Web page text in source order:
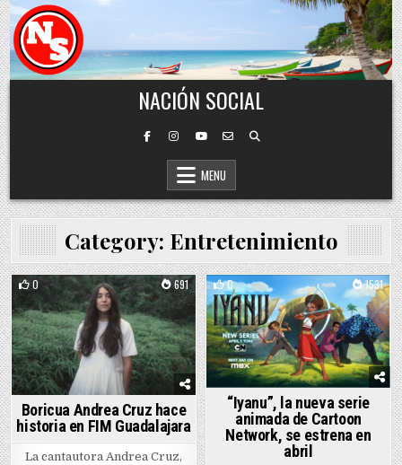
Skip to content
NACIÓN SOCIAL
MENU
Category: Entretenimiento
0 691
Posted in
Boricua Andrea Cruz hace
historia en FIM Guadalajara
La cantautora Andrea Cruz,
0 1531
Posted in
“Iyanu”, la nueva serie
animada de Cartoon
Network, se estrena en
abril